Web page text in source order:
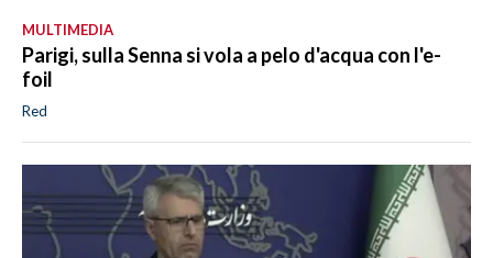
MULTIMEDIA
Parigi, sulla Senna si vola a pelo d'acqua con l'e-
foil
Red